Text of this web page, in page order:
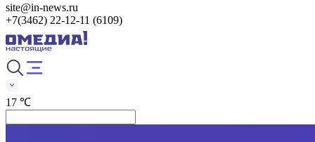
site@in-news.ru
+7(3462) 22-12-11 (6109)
17 ℃